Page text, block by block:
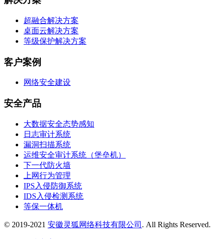
超融合解决方案
桌面云解决方案
等级保护解决方案
客户案例
网络安全建设
安全产品
大数据安全态势感知
日志审计系统
漏洞扫描系统
运维安全审计系统（堡垒机）
下一代防火墙
上网行为管理
IPS入侵防御系统
IDS入侵检测系统
等保一体机
© 2019-2021 安徽灵狐网络科技有限公司 . All Rights Reserved.